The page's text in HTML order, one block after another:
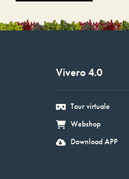
Vivero 4.0
Tour virtuale
Webshop
Download APP